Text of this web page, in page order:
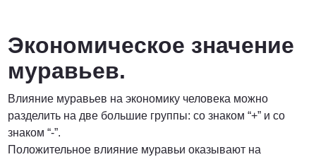
Экономическое значение
муравьев.
Влияние муравьев на экономику человека можно
разделить на две большие группы: со знаком “+” и со
знаком “-”.
Положительное влияние муравьи оказывают на